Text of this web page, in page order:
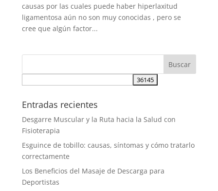
causas por las cuales puede haber hiperlaxitud
ligamentosa aún no son muy conocidas , pero se
cree que algún factor...
Entradas recientes
Desgarre Muscular y la Ruta hacia la Salud con
Fisioterapia
Esguince de tobillo: causas, síntomas y cómo tratarlo
correctamente
Los Beneficios del Masaje de Descarga para
Deportistas